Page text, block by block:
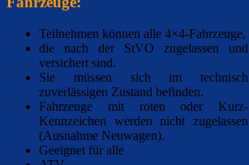
Teilnehmen können alle 4×4-Fahrzeuge,
die nach der StVO zugelassen und
versichert sind.
Sie müssen sich im technisch
zuverlässigen Zustand befinden.
Fahrzeuge mit roten oder Kurz-
Kennzeichen werden nicht zugelassen
(Ausnahme Neuwagen).
Geeignet für alle